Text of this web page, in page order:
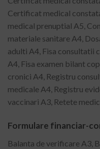
Certificat medical
medical prenuptial A5,
materiale sanitare A4,
adulti A4, Fisa consultatii
A4, Fisa examen bilant
cronici A4, Registru
medicale A4, Registru
vaccinari A3, Retete
Formulare financiar-
Balanta de verificare A3,